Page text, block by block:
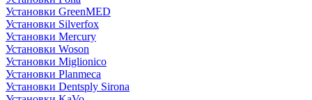
Установки GreenMED
Установки Silverfox
Установки Mercury
Установки Woson
Установки Miglionico
Установки Planmeca
Установки Dentsply Sirona